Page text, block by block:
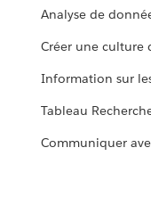
Analyse de
Créer une culture
Information sur
Tableau
Communiquer